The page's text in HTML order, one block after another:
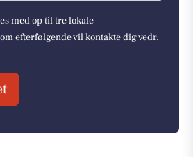
med op til tre lokale
efterfølgende vil kontakte dig vedr.